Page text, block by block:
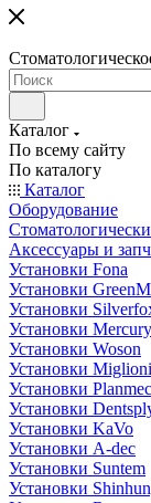
Каталог
По всему сайту
По каталогу
Каталог
Оборудование
Аксессуары и
Установки Fona
Установки
Установки
Установки Mercury
Установки Woson
Установки
Установки
Установки
Установки KaVo
Установки A-dec
Установки Suntem
Установки